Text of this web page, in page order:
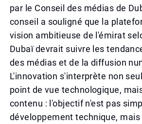
par le Conseil des médias de
conseil a souligné que la
vision ambitieuse de l'émirat
Dubaï devrait suivre les
des médias et de la diffusion
L'innovation s'interprète non
point de vue technologique,
contenu : l'objectif n'est pas
développement technique,